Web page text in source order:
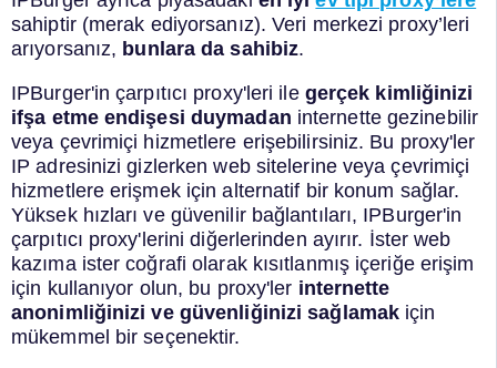
sahiptir (merak ediyorsanız). Veri merkezi proxy’leri
arıyorsanız, bunlara da sahibiz.
IPBurger'in çarpıtıcı proxy'leri ile gerçek kimliğinizi
ifşa etme endişesi duymadan internette gezinebilir
veya çevrimiçi hizmetlere erişebilirsiniz. Bu proxy'ler
IP adresinizi gizlerken web sitelerine veya çevrimiçi
hizmetlere erişmek için alternatif bir konum sağlar.
Yüksek hızları ve güvenilir bağlantıları, IPBurger'in
çarpıtıcı proxy'lerini diğerlerinden ayırır. İster web
kazıma ister coğrafi olarak kısıtlanmış içeriğe erişim
için kullanıyor olun, bu proxy'ler internette
anonimliğinizi ve güvenliğinizi sağlamak için
mükemmel bir seçenektir.